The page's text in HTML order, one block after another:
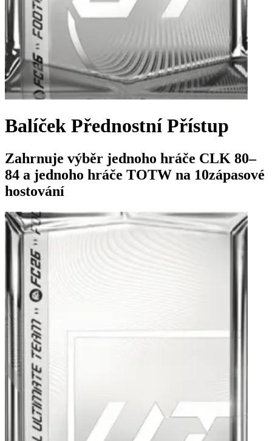
Balíček Přednostní Přístup
Zahrnuje výběr jednoho hráče CLK 80–
84 a jednoho hráče TOTW na 10zápasové
hostování